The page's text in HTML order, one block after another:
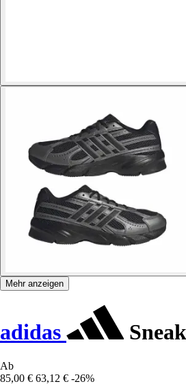
Mehr anzeigen
adidas
Ab
85,00 € 63,12 € -26%